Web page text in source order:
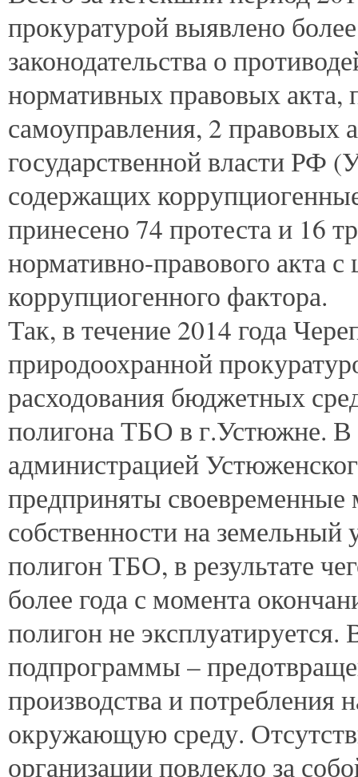
прокуратурой выявлено
законодательства о
нормативных правовых акта,
самоуправления, 2 правовых
государственной власти РФ
содержащих
принесено 74 протеста и 16
нормативно-правового акта
коррупциогенного фактора.
Так, в течение 2014 года
природоохранной
расходования бюджетных
полигона ТБО в г.Устюжне. В
администрацией
предприняты своевременные
собственности на земельный
полигон ТБО, в результате
более года с момента
полигон не эксплуатируется.
подпрограммы –
производства и потребления
окружающую среду.
организации повлекло за